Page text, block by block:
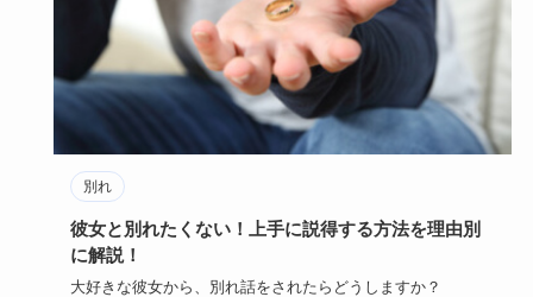
別れ
彼女と別れたくない！上手に説得する方法を理由別
に解説！
大好きな彼女から、別れ話をされたらどうしますか？